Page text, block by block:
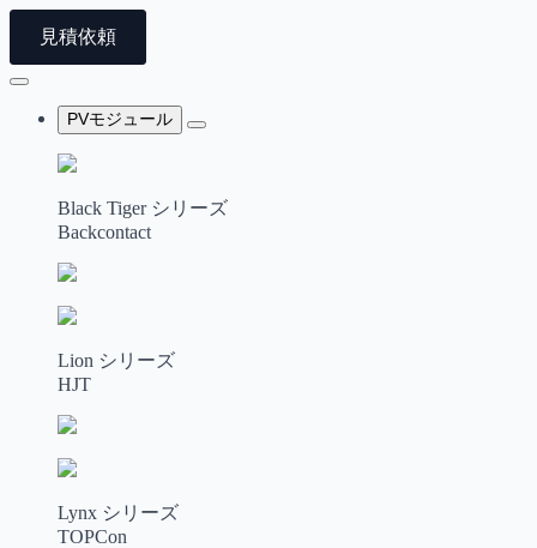
見積依頼
PVモジュール
Black Tiger シリーズ
Backcontact
Lion シリーズ
HJT
Lynx シリーズ
TOPCon